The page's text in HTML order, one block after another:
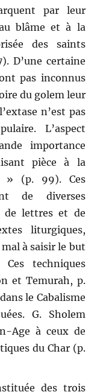
par leur
blâme et à la
des saints
D’une certaine
pas inconnus
du golem leur
n’est pas
L’aspect
importance
pièce à la
» (p. 99). Ces
de diverses
de lettres et de
liturgiques,
à saisir le but
techniques
et Temurah, p.
le Cabalisme
G. Sholem
Age à ceux de
du Char (p.
des trois